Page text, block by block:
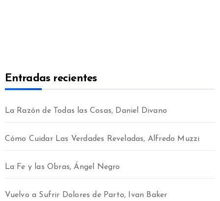
Entradas recientes
La Razón de Todas las Cosas, Daniel Divano
Cómo Cuidar Las Verdades Reveladas, Alfredo Muzzi
La Fe y las Obras, Ángel Negro
Vuelvo a Sufrir Dolores de Parto, Ivan Baker